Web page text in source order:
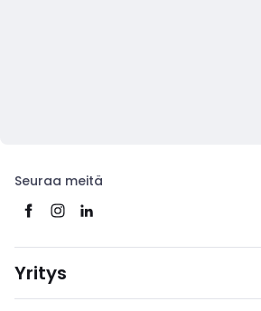
Seuraa meitä
Yritys